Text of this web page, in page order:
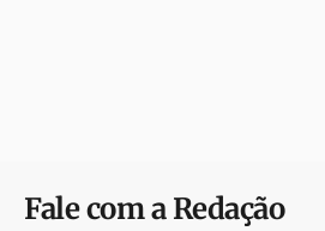
Fale com a Redação